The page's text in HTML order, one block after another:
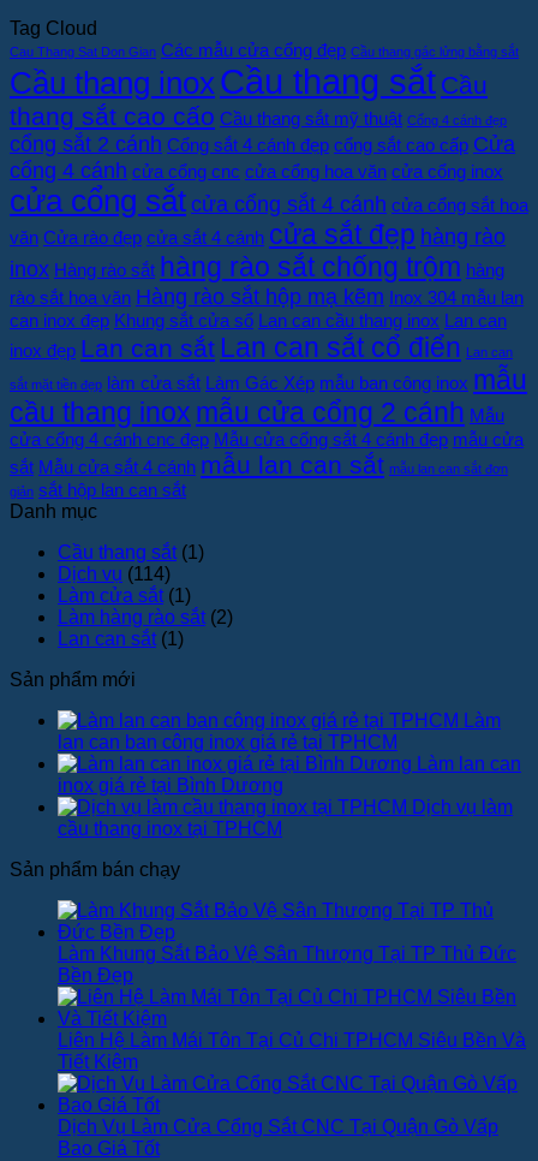
tại
Cơ
khí
Huỳnh
Tuấn
Phát
Tham
khảo
những
mẫu
cửa
đẹp
nhất
hiện
cổng
sắt
2
cánh
–
Nhận
báo
giá
nhất
ở
Cơ
khí
Huỳnh
Tuấn
Phát
luận
ở
Các
mẫu
hàng
rào
đẹp
–
Liên
hệ
Cơ
khí
Huỳnh
Tuấn
Phát
để
nhận
báo
giá
Tag Cloud
Cau Thang Sat Don Gian Các mẫu cửa cổng đẹp Cầu thang gác lửng bằng sắt
Cầu thang inox Cầu thang sắt Cầu
thang sắt cao cấo Cầu thang sắt mỹ thuật Cổng 4 cánh đẹp
cổng sắt 2 cánh Cổng sắt 4 cánh đẹp cổng sắt cao cấp Cửa
cổng 4 cánh cửa cổng cnc cửa cổng hoa văn cửa cổng inox
cửa cổng sắtcửa cổng sắt 4 cánh cửa cổng sắt hoa
văn Cửa rào đẹp cửa sắt 4 cánh cửa sắt đẹp hàng rào
inox Hàng rào sắt hàng rào sắt chống trộm hàng
rào sắt hoa văn Hàng rào sắt hộp mạ kẽm Inox 304 mẫu lan
can inox đẹp Khung sắt cửa sổ Lan can cầu thang inox Lan can
inox đẹp Lan can sắt Lan can sắt cổ điển Lan can
sắt mặt tiền đẹp làm cửa sắt Làm Gác Xép mẫu ban công inox mẫu
cầu thang inox mẫu cửa cổng 2 cánh Mẫu
cửa cổng 4 cánh cnc đẹp Mẫu cửa cổng sắt 4 cánh đẹp mẫu cửa
sắt Mẫu cửa sắt 4 cánh mẫu lan can sắt mẫu lan can sắt đơn
giản sắt hộp lan can sắt
Danh mục
Cầu thang sắt(1)
Dịch vụ (114)
Làm cửa sắt(1)
Làm hàng rào sắt(2)
Lan can sắt(1)
Sản phẩm mới
Làm
lan can ban công inox giá rẻ tại TPHCM
Làm lan can
inox giá rẻ tại Bình Dương
Dịch vụ làm
cầu thang inox tại TPHCM
Sản phẩm bán chạy
Làm Khung Sắt Bảo Vệ Sân Thượng Tại TP Thủ Đức
Bền Đẹp
Liên Hệ Làm Mái Tôn Tại Củ Chi TPHCM Siêu Bền Và
Tiết Kiệm
Dịch Vụ Làm Cửa Cổng Sắt CNC Tại Quận Gò Vấp
Bao Giá Tốt